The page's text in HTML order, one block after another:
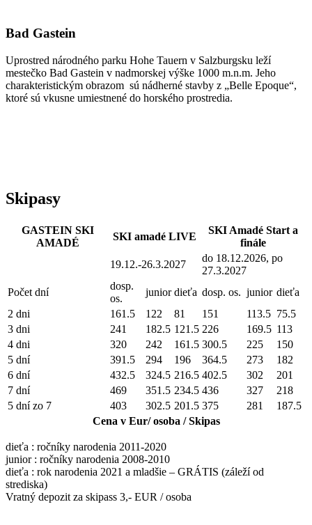
Bad Gastein
Uprostred národného parku Hohe Tauern v Salzburgsku leží
mestečko Bad Gastein v nadmorskej výške 1000 m.n.m. Jeho
charakteristickým obrazom sú nádherné stavby z „Belle Epoque“,
ktoré sú vkusne umiestnené do horského prostredia.
Skipasy
GASTEIN SKI
AMADÉ
SKI amadé LIVE
SKI Amadé Start a
finále
19.12.-26.3.2027
do 18.12.2026, po
27.3.2027
Počet dní
dosp.
os.
junior dieťa dosp. os. junior dieťa
2 dni
161.5 122 81 151 113.5 75.5
3 dni
241 182.5 121.5 226 169.5 113
4 dni
320 242 161.5 300.5 225
150
5 dní
391.5 294 196 364.5 273
182
6 dní
432.5 324.5 216.5 402.5 302
201
7 dní
469 351.5 234.5 436 327
218
5 dní zo 7
403 302.5 201.5 375 281
187.5
Cena v Eur/ osoba / Skipas
dieťa : ročníky narodenia 2011-2020
junior : ročníky narodenia 2008-2010
dieťa : rok narodenia 2021 a mladšie – GRÁTIS (záleží od
strediska)
Vratný depozit za skipass 3,- EUR / osoba